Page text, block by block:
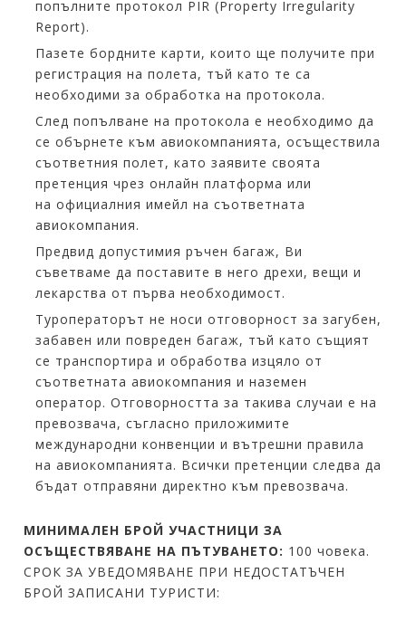
попълните протокол PIR (Property Irregularity
Report).
Пазете бордните карти, които ще получите при
регистрация на полета, тъй като те са
необходими за обработка на протокола.
След попълване на протокола е необходимо да
се обърнете към авиокомпанията, осъществила
съответния полет, като заявите своята
претенция чрез онлайн платформа или
на официалния имейл на съответната
авиокомпания.
Предвид допустимия ръчен багаж, Ви
съветваме да поставите в него дрехи, вещи и
лекарства от първа необходимост.
Туроператорът не носи отговорност за загубен,
забавен или повреден багаж, тъй като същият
се транспортира и обработва изцяло от
съответната авиокомпания и наземен
оператор. Отговорността за такива случаи е на
превозвача, съгласно приложимите
международни конвенции и вътрешни правила
на авиокомпанията. Всички претенции следва да
бъдат отправяни директно към превозвача.
МИНИМАЛЕН БРОЙ УЧАСТНИЦИ ЗА
ОСЪЩЕСТВЯВАНЕ НА ПЪТУВАНЕТО: 100 човека.
СРОК ЗА УВЕДОМЯВАНЕ ПРИ НЕДОСТАТЪЧЕН
БРОЙ ЗАПИСАНИ ТУРИСТИ: